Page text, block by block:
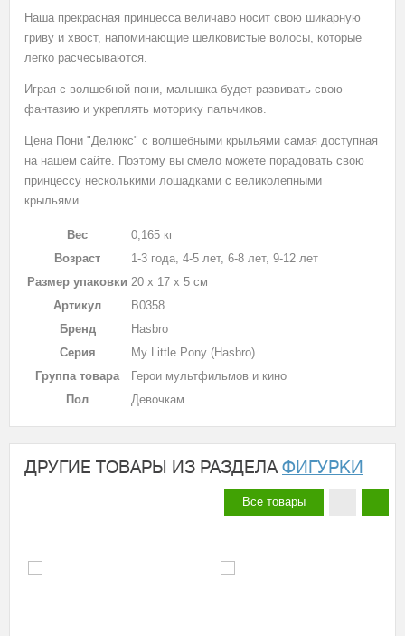
Наша прекрасная принцесса величаво носит свою шикарную
гриву и хвост, напоминающие шелковистые волосы, которые
легко расчесываются.
Играя с волшебной пони, малышка будет развивать свою
фантазию и укреплять моторику пальчиков.
Цена Пони "Делюкс" с волшебными крыльями самая доступная
на нашем сайте. Поэтому вы смело можете порадовать свою
принцессу несколькими лошадками с великолепными
крыльями.
Вес
0,165 кг
Возраст
1-3 года, 4-5 лет, 6-8 лет, 9-12 лет
Размер упаковки 20 х 17 х 5 см
Артикул
B0358
Бренд
Hasbro
Серия
My Little Pony (Hasbro)
Группа товара
Герои мультфильмов и кино
Пол
Девочкам
ДРУГИЕ ТОВАРЫ ИЗ РАЗДЕЛА ФИГУРКИ
Все товары